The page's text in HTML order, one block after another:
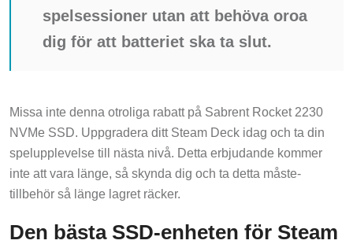
spelsessioner utan att behöva oroa
dig för att batteriet ska ta slut.
Missa inte denna otroliga rabatt på Sabrent Rocket 2230
NVMe SSD. Uppgradera ditt Steam Deck idag och ta din
spelupplevelse till nästa nivå. Detta erbjudande kommer
inte att vara länge, så skynda dig och ta detta måste-
tillbehör så länge lagret räcker.
Den bästa SSD-enheten för Steam